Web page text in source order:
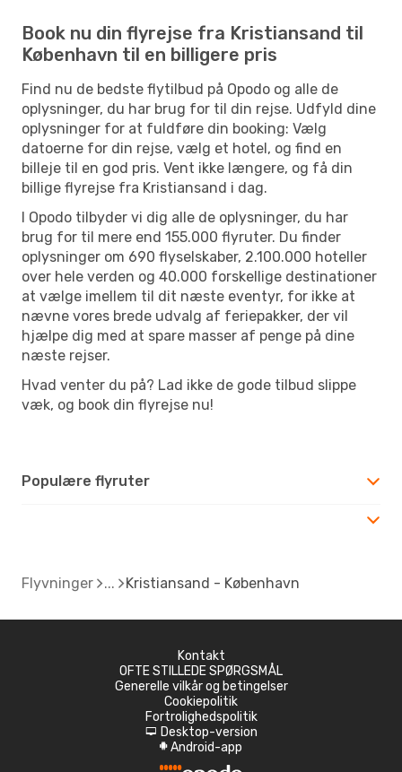
Book nu din flyrejse fra Kristiansand til
København til en billigere pris
Find nu de bedste flytilbud på Opodo og alle de
oplysninger, du har brug for til din rejse. Udfyld dine
oplysninger for at fuldføre din booking: Vælg
datoerne for din rejse, vælg et hotel, og find en
billeje til en god pris. Vent ikke længere, og få din
billige flyrejse fra Kristiansand i dag.
I Opodo tilbyder vi dig alle de oplysninger, du har
brug for til mere end 155.000 flyruter. Du finder
oplysninger om 690 flyselskaber, 2.100.000 hoteller
over hele verden og 40.000 forskellige destinationer
at vælge imellem til dit næste eventyr, for ikke at
nævne vores brede udvalg af feriepakker, der vil
hjælpe dig med at spare masser af penge på dine
næste rejser.
Hvad venter du på? Lad ikke de gode tilbud slippe
væk, og book din flyrejse nu!
Populære flyruter
Flyvninger Kristiansand - København
Kontakt
OFTE STILLEDE SPØRGSMÅL
Generelle vilkår og betingelser
Cookiepolitik
Fortrolighedspolitik
d Desktop-version
A Android-app